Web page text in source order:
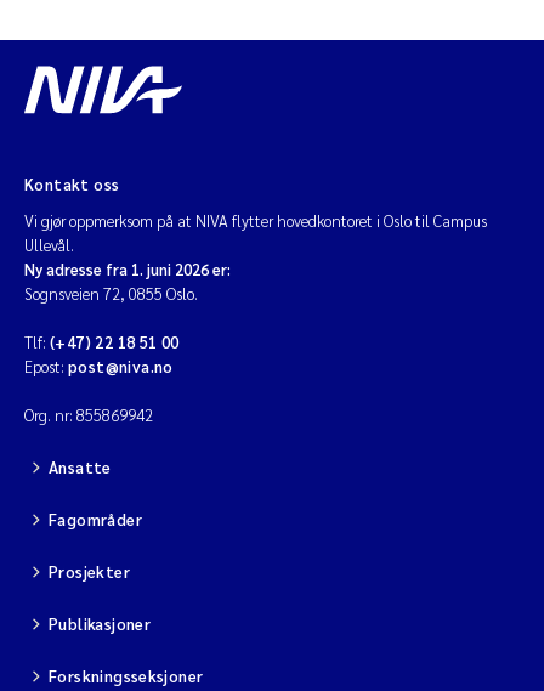
Kontakt oss
Vi gjør oppmerksom på at NIVA flytter hovedkontoret i Oslo til Campus
Ullevål.
Ny adresse fra 1. juni 2026 er:
Sognsveien 72, 0855 Oslo.
Tlf: (+47) 22 18 51 00
Epost: post@niva.no
Org. nr: 855869942
Ansatte
Fagområder
Prosjekter
Publikasjoner
Forskningsseksjoner